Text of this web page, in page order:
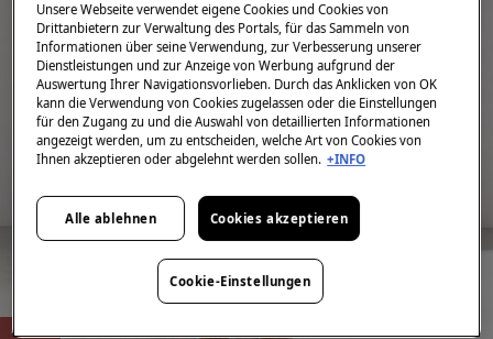
-30%
Unsere Webseite verwendet eigene Cookies und Cookies von
Drittanbietern zur Verwaltung des Portals, für das Sammeln von
Informationen über seine Verwendung, zur Verbesserung unserer
Dienstleistungen und zur Anzeige von Werbung aufgrund der
Auswertung Ihrer Navigationsvorlieben. Durch das Anklicken von OK
kann die Verwendung von Cookies zugelassen oder die Einstellungen
für den Zugang zu und die Auswahl von detaillierten Informationen
angezeigt werden, um zu entscheiden, welche Art von Cookies von
Ihnen akzeptieren oder abgelehnt werden sollen. +INFO
Alle ablehnen Cookies akzeptieren
Cookie-Einstellungen